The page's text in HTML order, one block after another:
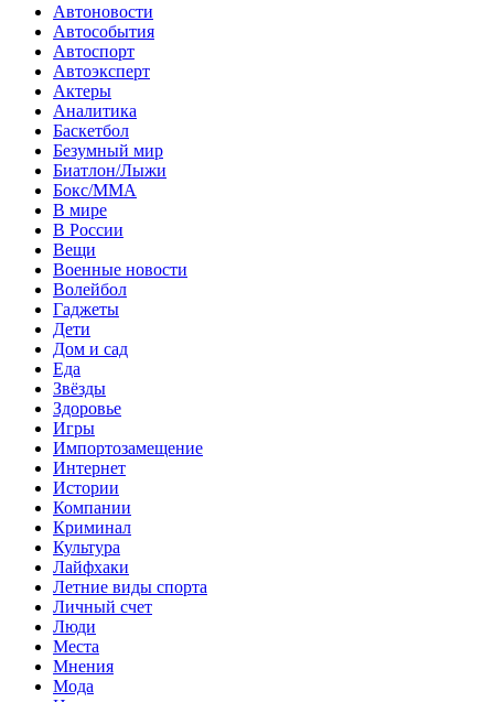
Автоновости
Автособытия
Автоспорт
Автоэксперт
Актеры
Аналитика
Баскетбол
Безумный мир
Биатлон/Лыжи
Бокс/MMA
В мире
В России
Вещи
Военные новости
Волейбол
Гаджеты
Дети
Дом и сад
Еда
Звёзды
Здоровье
Игры
Импортозамещение
Интернет
Истории
Компании
Криминал
Культура
Лайфхаки
Летние виды спорта
Личный счет
Люди
Места
Мнения
Мода